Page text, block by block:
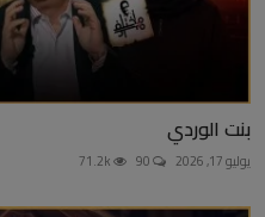
بنت الوردي
يوليو 17, 2026